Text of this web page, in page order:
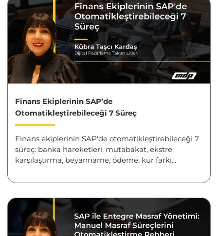
Finans Ekiplerinin SAP’de
Otomatikleştirebileceği 7 Süreç
Finans ekiplerinin SAP'de otomatikleştirebileceği 7
süreç: banka hareketleri, mutabakat, ekstre
karşılaştırma, beyanname, ödeme, kur farkı...